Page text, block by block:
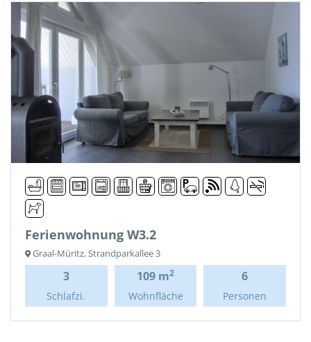
Ferienwohnung W3.2
Graal-Müritz, Strandparkallee 3
3
Schlafzi.
109 m2
Wohnfläche
6
Personen